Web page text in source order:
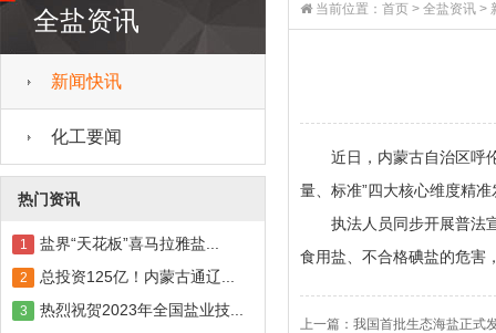
全盐资讯
新闻快讯
化工要闻
热门资讯
1 盐界“天花板”喜马拉雅盐...
2 总投资125亿！内蒙古通辽...
3 热烈祝贺2023年全国盐业技...
当前位置： 首页 > 全盐资讯 >
近日，内蒙古自治区呼伦
量、标准”四大核心维度精
执法人员同步开展普法宣
食用盐、不合格碘盐的危害
上一篇： 我国首批生态海盐正式